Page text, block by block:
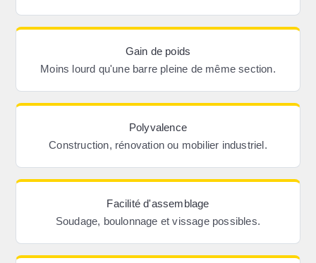
Gain de poids
Moins lourd qu'une barre pleine de même section.
Polyvalence
Construction, rénovation ou mobilier industriel.
Facilité d'assemblage
Soudage, boulonnage et vissage possibles.